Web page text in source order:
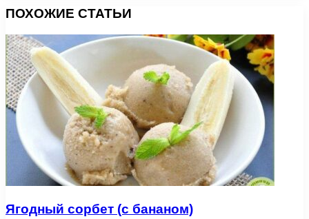
ПОХОЖИЕ СТАТЬИ
Ягодный сорбет (с бананом)